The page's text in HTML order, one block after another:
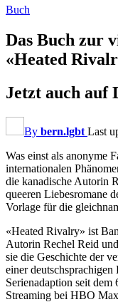
Buch
Das Buch zur
«Heated
Jetzt auch auf
By bern.lgbt Last
Was einst als anonyme
internationalen
die kanadische Autorin
queeren Liebesromane
Vorlage für die
«Heated Rivalry» ist
Autorin Rechel Reid
sie die Geschichte der
einer
Serienadaption seit
Streaming bei HBO